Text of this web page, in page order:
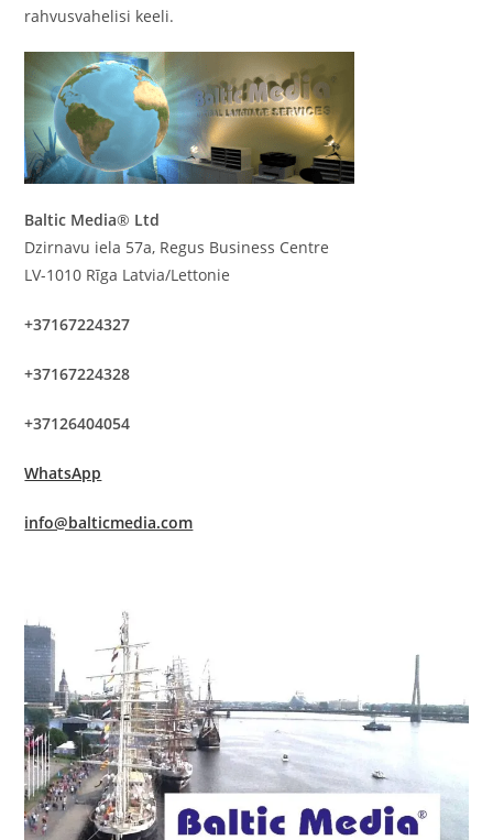
rahvusvahelisi keeli.
Baltic Media® Ltd
Dzirnavu iela 57a, Regus Business Centre
LV-1010 Rīga Latvia/Lettonie
+37167224327
+37167224328
+37126404054
WhatsApp
info@balticmedia.com